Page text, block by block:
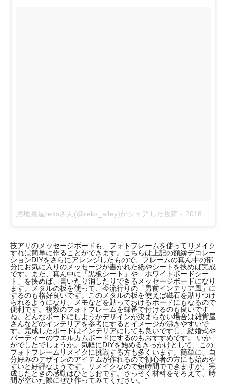
路地裏屋reksさん(@reks_alley)がシェアした投稿 - 2018年 3月月19日午前1時16分PDT
技アリのメッセージボードも、フォトフレームを使ってリメイク
すれば簡単に作ることができます。こちらは上記の額縁デコレー
ションDIYをさらにアレンジしたもので、フレームの真ん中の部
分にお気に入りのメッセージが書かれた紙やシートを挟めば完成
です。また、真ん中に「黒板シート」や「ホワイトボードシー
ト」を挟めば、書いたり消したりできるメッセージボードになり
ます。メタルの板を使って、今流行りの「男前インテリア風」に
するのも格好良いです。このメタルの板を使えば磁石を貼りつけ
られるようになり、メモなどを貼っておけるボードにもなるので
便利です。複数のフォトフレームを蝶番で付けるのも良いです
ね。どんなボードにしようかデザインが決まらない場合は雑貨屋
さんなどのインテリアを参考にするとイメージが沸きやすいで
す。完成したボードはインテリアにしても良いですし、結婚式や
パーティーのウエルカムボードにするのもおすすめです。 いか
がでしたでしょうか。気軽にDIYを始めるきっかけとして、この
フォトフレームリメイクに挑戦する方も多くいます。簡単に、自
分好みのデザインのアイテムが作れるので初心者の方にも始めや
すいと好評なようです。リメイクなので短時間でできますが、完
成したときの感動はひとしおです。さっそく材料をそろえて、時
間が空いた際にぜひ作ってみてください。"